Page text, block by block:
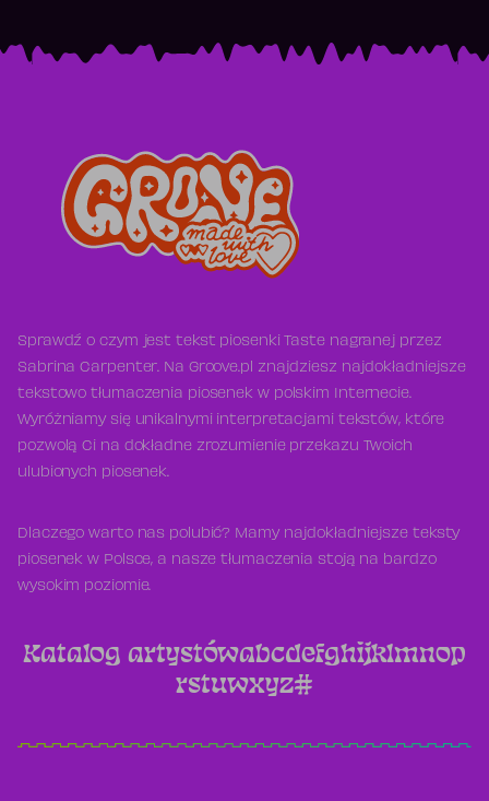
Sprawdź o czym jest tekst piosenki Taste nagranej przez
Sabrina Carpenter. Na Groove.pl znajdziesz najdokładniejsze
tekstowo tłumaczenia piosenek w polskim Internecie.
Wyróżniamy się unikalnymi interpretacjami tekstów, które
pozwolą Ci na dokładne zrozumienie przekazu Twoich
ulubionych piosenek.
Dlaczego warto nas polubić? Mamy najdokładniejsze teksty
piosenek w Polsce, a nasze tłumaczenia stoją na bardzo
wysokim poziomie.
Katalog artystówabcdefghijklmnop
rstuwxyz#